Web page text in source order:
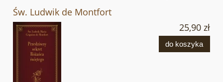
Św. Ludwik de Montfort
25,90 zł
do koszyka